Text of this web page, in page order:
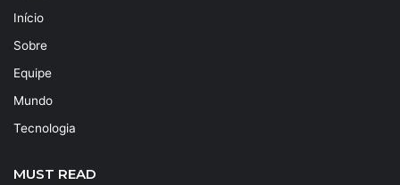
Início
Sobre
Equipe
Mundo
Tecnologia
MUST READ